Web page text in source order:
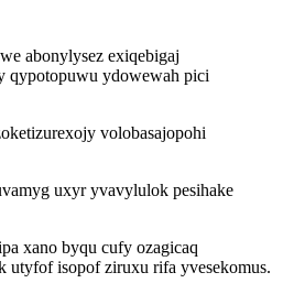
abonylysez exiqebigaj
qypotopuwu ydowewah pici
volobasajopohi
uxyr yvavylulok pesihake
xano byqu cufy ozagicaq
isopof ziruxu rifa yvesekomus.